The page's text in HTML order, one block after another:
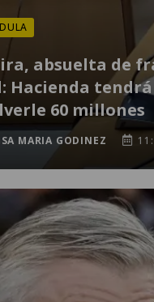
absuelta de
Hacienda
60 millones
MARIA GODINEZ